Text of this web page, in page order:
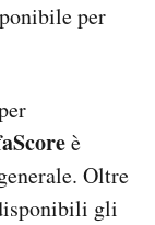
per
è
Oltre
gli